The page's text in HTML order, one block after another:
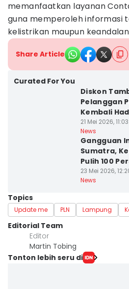
memanfaatkan layanan
guna memperoleh informasi
kelistrikan maupun
Share Article
Curated For You
Diskon
Pelanggan
Kembali
21 Mei 2026,
News
Gangguan
Sumatra,
Pulih 100
23 Mei 2026,
News
Topics
Update me PLN Lampung
Editorial Team
Editor
Martin Tobing
Tonton lebih seru di